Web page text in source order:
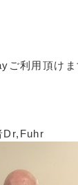
ご利用頂けま
Dr,Fuhr